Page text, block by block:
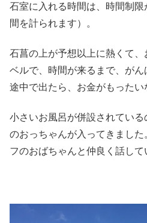
石室に入れる時間は、時間制
間を計られます）。
石菖の上が予想以上に熱くて
ベルで、時間が来るまで、がん
途中で出たら、お金がもったい
小さいお風呂が併設されている
のおっちゃんが入ってきまし
フのおばちゃんと仲良く話して